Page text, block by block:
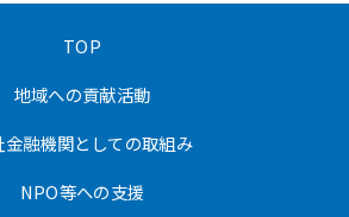
TOP
地域への貢献活動
金融機関としての取組み
NPO等への支援